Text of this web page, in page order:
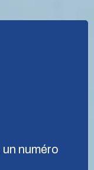
numéro